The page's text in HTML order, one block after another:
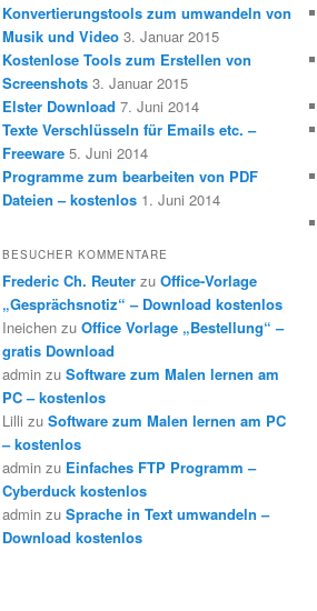
Konvertierungstools zum umwandeln von
Musik und Video 3. Januar 2015
Kostenlose Tools zum Erstellen von
Screenshots 3. Januar 2015
Elster Download 7. Juni 2014
Texte Verschlüsseln für Emails etc. –
Freeware 5. Juni 2014
Programme zum bearbeiten von PDF
Dateien – kostenlos 1. Juni 2014
BESUCHER KOMMENTARE
Frederic Ch. Reuterzu Office-Vorlage
„Gesprächsnotiz“ – Download kostenlos
Ineichenzu Office Vorlage „Bestellung“ –
gratis Download
adminzu Software zum Malen lernen am
PC – kostenlos
Lilli zu Software zum Malen lernen am PC
– kostenlos
adminzu Einfaches FTP Programm –
Cyberduck kostenlos
adminzu Sprache in Text umwandeln –
Download kostenlos